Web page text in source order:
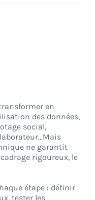
en
des données,
social,
ne garantit
rigoureux, le
étape : définir
tester les